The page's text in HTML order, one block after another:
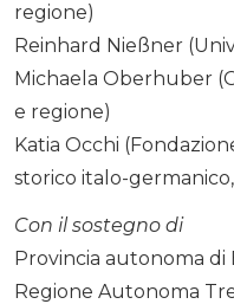
regione)
Reinhard Nießner
Michaela Oberhuber
e regione)
Katia Occhi
storico italo-
Con il sostegno di
Provincia autonoma di
Regione Autonoma